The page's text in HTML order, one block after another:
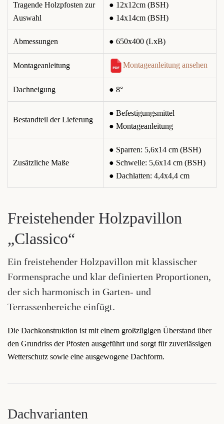
Tragende Holzpfosten zur
Auswahl
● 12x12cm (BSH)
● 14x14cm (BSH)
Abmessungen ● 650x400 (LxB)
Montageanleitung Montageanleitung ansehen
Dachneigung ● 8°
Bestandteil der Lieferung
● Befestigungsmittel
● Montageanleitung
Zusätzliche Maße
● Sparren: 5,6x14 cm (BSH)
● Schwelle: 5,6x14 cm (BSH)
● Dachlatten: 4,4x4,4 cm
Freistehender Holzpavillon
„Classico“
Ein freistehender Holzpavillon mit klassischer
Formensprache und klar definierten Proportionen,
der sich harmonisch in Garten- und
Terrassenbereiche einfügt.
Die Dachkonstruktion ist mit einem großzügigen Überstand über
den Grundriss der Pfosten ausgeführt und sorgt für zuverlässigen
Wetterschutz sowie eine ausgewogene Dachform.
Dachvarianten